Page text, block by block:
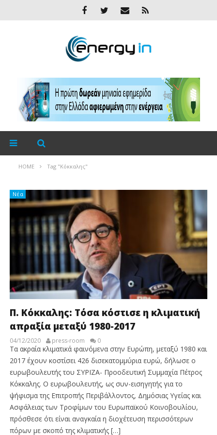
HOME Tag "Κόκκαλης"
Νέα
Π. Κόκκαλης: Τόσα κόστισε η κλιματική
απραξία μεταξύ 1980-2017
04/12/2020 press-room 0
Τα ακραία κλιματικά φαινόμενα στην Ευρώπη, μεταξύ 1980 και
2017 έχουν κοστίσει 426 δισεκατομμύρια ευρώ, δήλωσε ο
ευρωβουλευτής του ΣΥΡΙΖΑ- Προοδευτική Συμμαχία Πέτρος
Κόκκαλης. Ο ευρωβουλευτής, ως συν-εισηγητής για το
ψήφισμα της Επιτροπής Περιβάλλοντος, Δημόσιας Υγείας και
Ασφάλειας των Τροφίμων του Ευρωπαϊκού Κοινοβουλίου,
πρόσθεσε ότι είναι αναγκαία η διοχέτευση περισσότερων
πόρων με σκοπό της κλιματικής […]